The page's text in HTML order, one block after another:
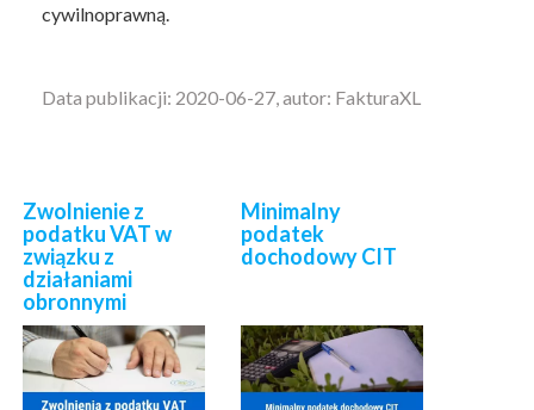
cywilnoprawną.
Data publikacji: 2020-06-27, autor: FakturaXL
Zwolnienie z
podatku VAT w
związku z
działaniami
obronnymi
Minimalny
podatek
dochodowy CIT